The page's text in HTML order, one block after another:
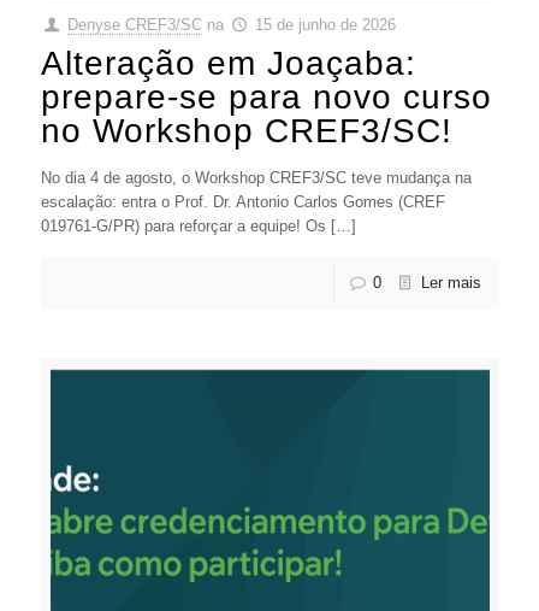
Denyse CREF3/SC na 15 de junho de 2026
Alteração em Joaçaba:
prepare-se para novo curso
no Workshop CREF3/SC!
No dia 4 de agosto, o Workshop CREF3/SC teve mudança na
escalação: entra o Prof. Dr. Antonio Carlos Gomes (CREF
019761-G/PR) para reforçar a equipe! Os […]
0 Ler mais